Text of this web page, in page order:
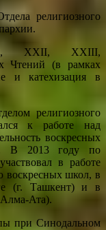
религиозного
XXII, XXIII,
Чтений (в рамках
и катехизация в
религиозного
к работе над
воскресных
В 2013 году по
в работе
воскресных школ, в
(г. Ташкент) и в
Алма-Ата).
при Синодальном